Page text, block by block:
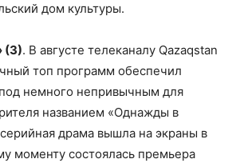
дом культуры.
(3). В августе телеканалу Qazaqstan
топ программ обеспечил
немного непривычным для
названием «Однажды в
драма вышла на экраны в
моменту состоялась премьера